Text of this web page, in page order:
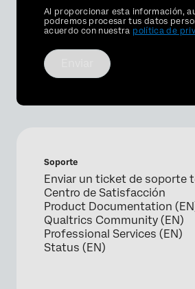
Privacy
Optin
Al proporcionar esta información,
podremos procesar tus datos
acuerdo con nuestra política de
Soporte
Enviar un ticket de soporte
Centro de Satisfacción
Product Documentation
Qualtrics Community (EN)
Professional Services (EN)
Status (EN)